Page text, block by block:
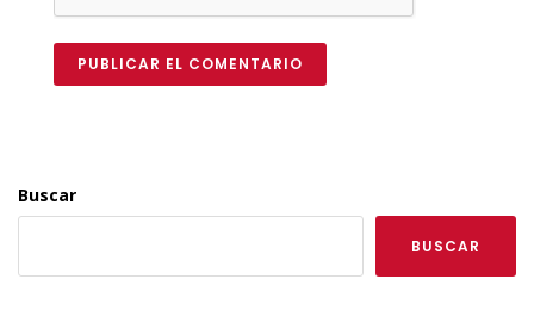
PUBLICAR EL COMENTARIO
Buscar
BUSCAR